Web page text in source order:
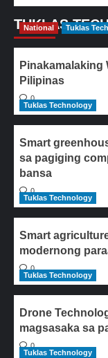
TUKLAS
National Tuklas
Pinakamalaking
Pilipinas
0
Tuklas Technology
Smart
sa pagiging
bansa
0
Tuklas Technology
Smart
modernong
0
Tuklas Technology
Drone
magsasaka sa
0
Tuklas Technology